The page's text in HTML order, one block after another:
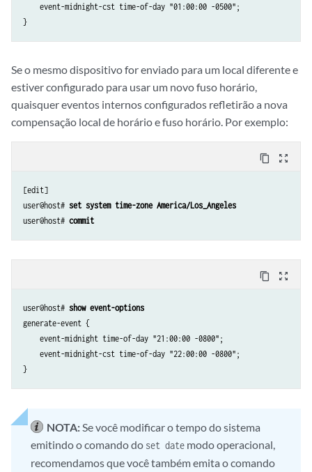
    event-midnight-cst time-of-day "01:00:00 -0500";
Se o mesmo dispositivo for enviado para um local diferente e
estiver configurado para usar um novo fuso horário,
quaisquer eventos internos configurados refletirão a nova
compensação local de horário e fuso horário. Por exemplo:
content_copy zoom_out_map
[edit]
user@host# set system time-zone America/Los_Angeles
user@host# commit
content_copy zoom_out_map
user@host# show event-options
generate-event {
    event-midnight time-of-day "21:00:00 -0800";
    event-midnight-cst time-of-day "22:00:00 -0800";
NOTA: Se você modificar o tempo do sistema
emitindo o comando do set date modo operacional,
recomendamos que você também emita o comando